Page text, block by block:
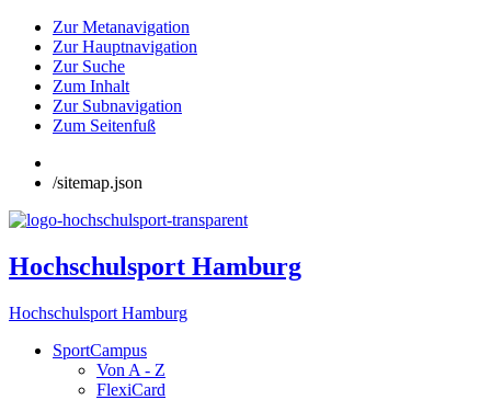
Zur Metanavigation
Zur Hauptnavigation
Zur Suche
Zum Inhalt
Zur Subnavigation
Zum Seitenfuß
/sitemap.json
Hochschulsport Hamburg
Hochschulsport Hamburg
SportCampus
Von A - Z
FlexiCard